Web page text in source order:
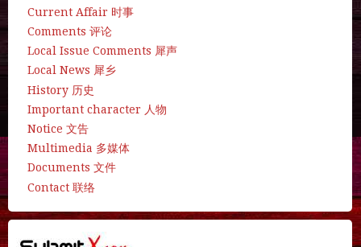
Current Affair 时事
Comments 评论
Local Issue Comments 犀声
Local News 犀乡
History 历史
Important character 人物
Notice 文告
Multimedia 多媒体
Documents 文件
Contact 联络